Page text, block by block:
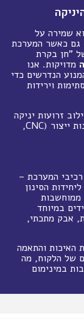
שמירה על
גם כאשר המערכת
"חן בקרת
מדויקות. אנו
הנדרשים כדי
וירידות
זרועות יניקה
גמישות בעמדות עבודה ועד לחיבור ישיר למכונות ייצור (CNC,
המערכת –
הסינון
ממוחשבות
במיוחד
אבק מתכתי,
האיכות והתאמה
של הלקוח, מה
במינימום